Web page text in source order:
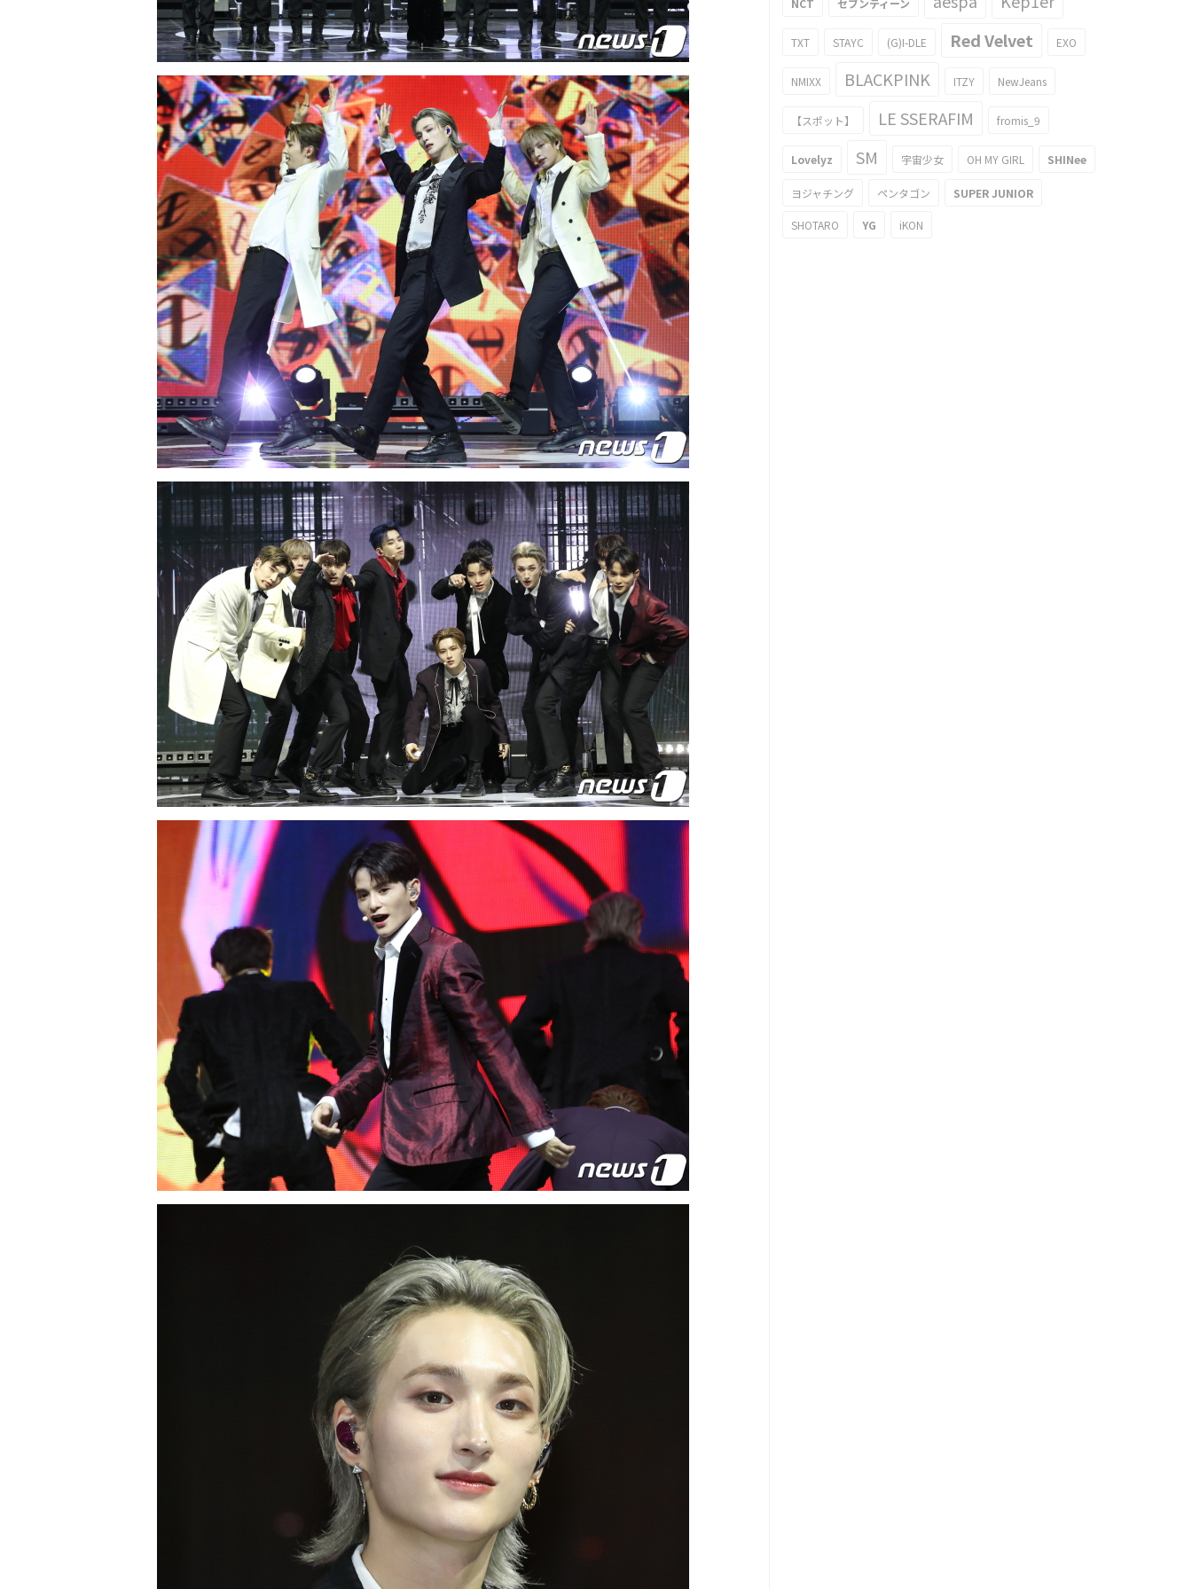
NCT セブンティーン
TXT STAYC (G)I-DLE Red Velvet EXO
NMIXX BLACKPINK ITZY NewJeans
【スポット】 LE SSERAFIM fromis_9
Lovelyz SM 宇宙少女 OH MY GIRL SHINee
ヨジャチング ペンタゴン SUPER JUNIOR
SHOTARO YG iKON